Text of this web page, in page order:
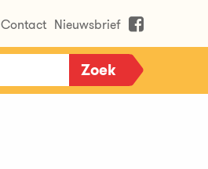
Contact Nieuwsbrief